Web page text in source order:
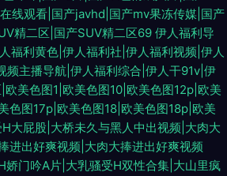
线观看|国产javhd|国产mv果冻传媒|国产
精二区|国产SUV精二区69 伊人福利导
福利黄色|伊人福利社|伊人福利视频|伊人
频主播导航|伊人福利综合|伊人干91v|伊
欧美色图1|欧美色图10|欧美色图12p|欧美
色图17p|欧美色图18|欧美色图18p|欧美
大屁股|大桥未久与黑人中出视频|大肉大
进出好爽视频|大肉大捧进出好爽视频
娇门吟A片|大乳骚受H双性合集|大山里疯